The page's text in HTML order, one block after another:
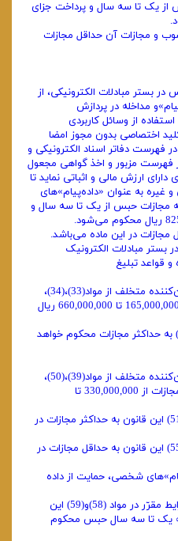
از یک تا سه سال و پرداخت جزای
و مجازات آن حداقل مجازات
1403/3/30) - هرکس در بستر مبادلات الکترونیکی، از
مداخله در پردازش
از وسائل کاربردی
اختصاصی‌ بدون مجوز امضا
فهرست دفاتر اسناد الکترونیکی و
فهرست مزبور و اخذ گواهی مجعول
ارزش مالی و اثباتی نماید تا
و غیره به عنوان «داده‌پیام»های
مجازات حبس از یک تا سه سال و
در این ماده می‌باشد.
مبادلات الکترونیک
تبلیغ
(اصلاحی جزای نقدی 1403/3/30) - تامین‌کننده متخلف از مواد(33)،(34)،
(35)،(36)و(37) این قانون به مجازات از 165,000,000 تا 660,000,000 ریال
تبصره- تامین‌کننده متخلف از ماده (37) به حداکثر مجازات محکوم خواهد
(اصلاحی جزای نقدی 1403/3/30) - تامین‌کننده متخلف از مواد(39)،(50)،
(51)،(52)،(53)،(54)و(55) این قانون به مجازات از 330,000,000 تا
تبصره 1- تامین‌کننده متخلف از ماده (51) این قانون به حداکثر مجازات در
تبصره 2- تامین‌کننده متخلف از ماده (55) این قانون به حداقل مجازات در
شخصی، حمایت از داده
هرکس در بستر مبادلات الکترونیکی شرایط مقرّر در مواد (58)و(59) این
یک تا سه سال حبس محکوم